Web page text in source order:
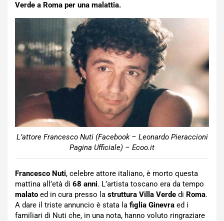
Verde a Roma per una malattia.
L’attore Francesco Nuti (Facebook – Leonardo Pieraccioni
Pagina Ufficiale) – Ecoo.it
Francesco Nuti, celebre attore italiano, è morto questa
mattina all’età di 68 anni. L’artista toscano era da tempo
malato ed in cura presso la struttura Villa Verde di Roma.
A dare il triste annuncio è stata la figlia Ginevra ed i
familiari di Nuti che, in una nota, hanno voluto ringraziare